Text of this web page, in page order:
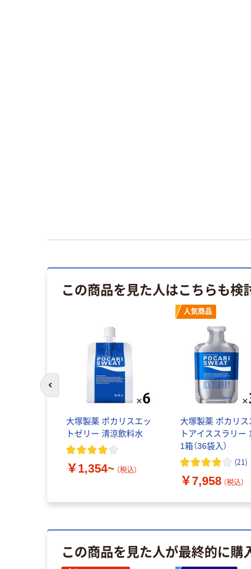
この商品を見た人はこちらも検
大塚製薬 ポカリスエッ
トゼリー 清涼飲料水
￥1,354~ （税込）
人気商品
大塚製薬 ポカリス
トアイススラリー
1箱（36袋入）
(21)
￥7,958 （税込）
この商品を見た人が最終的に購